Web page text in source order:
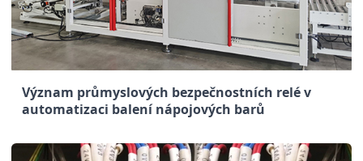
Význam průmyslových bezpečnostních relé v
automatizaci balení nápojových barů